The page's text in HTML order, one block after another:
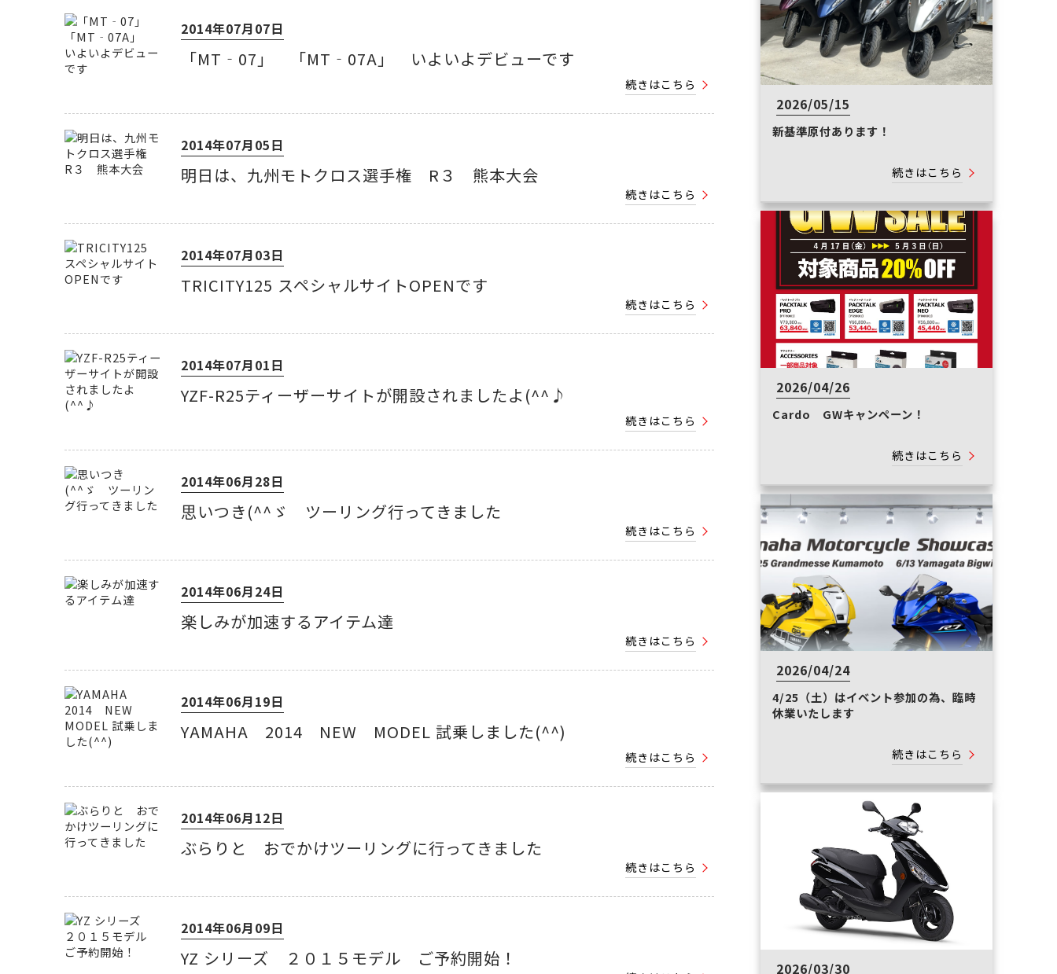
2014年07月07日
「MT‐07」 「MT‐07A」 いよいよデビューです
続きはこちら
2014年07月05日
明日は、九州モトクロス選手権 R３ 熊本大会
続きはこちら
2014年07月03日
TRICITY125 スペシャルサイトOPENです
続きはこちら
2014年07月01日
YZF-R25ティーザーサイトが開設されましたよ(^^♪
続きはこちら
2014年06月28日
思いつき(^^ゞ ツーリング行ってきました
続きはこちら
2014年06月24日
楽しみが加速するアイテム達
続きはこちら
2014年06月19日
YAMAHA 2014 NEW MODEL 試乗しました(^^)
続きはこちら
2014年06月12日
ぶらりと おでかけツーリングに行ってきました
続きはこちら
2014年06月09日
YZ シリーズ ２０１５モデル ご予約開始！
2026/05/15
新基準原付あります！
続きはこちら
2026/04/26
Cardo GWキャンペーン！
続きはこちら
2026/04/24
4/25（土）はイベント参加の為、臨時
休業いたします
続きはこちら
2026/03/30